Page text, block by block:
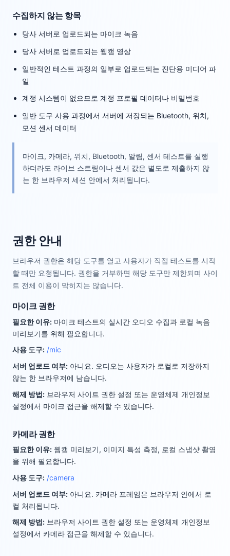
수집하지 않는 항목
당사 서버로 업로드되는 마이크 녹음
당사 서버로 업로드되는 웹캠 영상
일반적인 테스트 과정의 일부로 업로드되는 진단용 미디어 파
일
계정 시스템이 없으므로 계정 프로필 데이터나 비밀번호
일반 도구 사용 과정에서 서버에 저장되는 Bluetooth, 위치,
모션 센서 데이터
마이크, 카메라, 위치, Bluetooth, 알림, 센서 테스트를 실행
하더라도 라이브 스트림이나 센서 값은 별도로 제출하지 않
는 한 브라우저 세션 안에서 처리됩니다.
권한 안내
브라우저 권한은 해당 도구를 열고 사용자가 직접 테스트를 시작
할 때만 요청됩니다. 권한을 거부하면 해당 도구만 제한되며 사이
트 전체 이용이 막히지는 않습니다.
마이크 권한
필요한 이유: 마이크 테스트의 실시간 오디오 수집과 로컬 녹음
미리보기를 위해 필요합니다.
사용 도구: /mic
서버 업로드 여부: 아니요. 오디오는 사용자가 로컬로 저장하지
않는 한 브라우저에 남습니다.
해제 방법: 브라우저 사이트 권한 설정 또는 운영체제 개인정보
설정에서 마이크 접근을 해제할 수 있습니다.
카메라 권한
필요한 이유: 웹캠 미리보기, 이미지 특성 측정, 로컬 스냅샷 촬영
을 위해 필요합니다.
사용 도구: /camera
서버 업로드 여부: 아니요. 카메라 프레임은 브라우저 안에서 로
컬 처리됩니다.
해제 방법 : 브라우저 사이트 권한 설정 또는 운영체제 개인정보
설정에서 카메라 접근을 해제할 수 있습니다.